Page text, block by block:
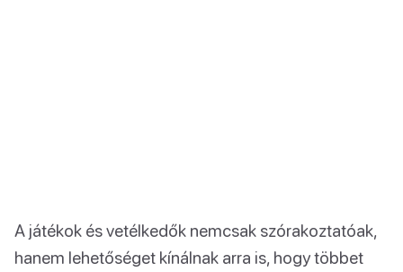
A játékok és vetélkedők nemcsak szórakoztatóak,
hanem lehetőséget kínálnak arra is, hogy többet